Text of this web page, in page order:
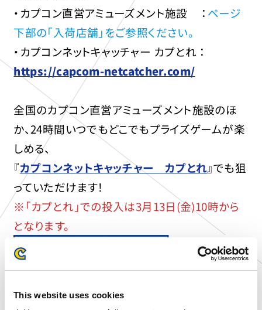
This website uses cookies
・カプコン直営アミューズメント施設 ： ページ
下部の「入荷店舗」をご参照ください。
・カプコンネットキャッチャー カプとれ ：
https://capcom-netcatcher.com/
全国のカプコン直営アミューズメント施設のほ
か、24時間いつでもどこでもプライズゲームが楽
しめる、
『カプコンネットキャッチャー カプとれ』でも狙
っていただけます！
※「カプとれ」での投入は3月13日(金)10時から
となります。